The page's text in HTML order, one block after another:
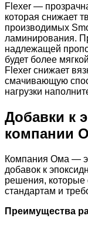
Flexer —
которая снижает
производимых
ламинирования.
надлежащей
будет более
Flexer снижает
смачивающую
нагрузки
Добавки к
компании
Компания Ома —
добавок к
решения, которые
стандартам и
Преимущества